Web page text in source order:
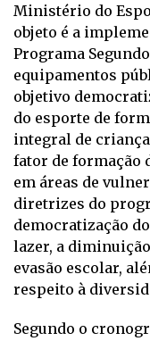
Ministério do
objeto é a
Programa
equipamentos
objetivo
do esporte de
integral de
fator de formação
em áreas de
diretrizes do
democratização
lazer, a
evasão escolar,
respeito à
Segundo o